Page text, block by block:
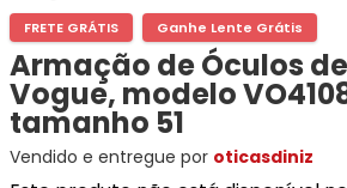
Ana
Hickmann
Bulget
Miu-
Miu
Guess
Lacoste
Ray-
Ban
Prada
Ana
Hickmann
Tecnol
e
Cuidados
Tommy
Hilfiger
Ana
Hickmann
Guess
Speedo
Estojo
para
Óculos
Gênero
Masculino
Feminino
FRETE GRÁTIS Ganhe Lente Grátis
Armação de Óculos
Vogue, modelo
tamanho 51
Vendido e entregue por oticasdiniz